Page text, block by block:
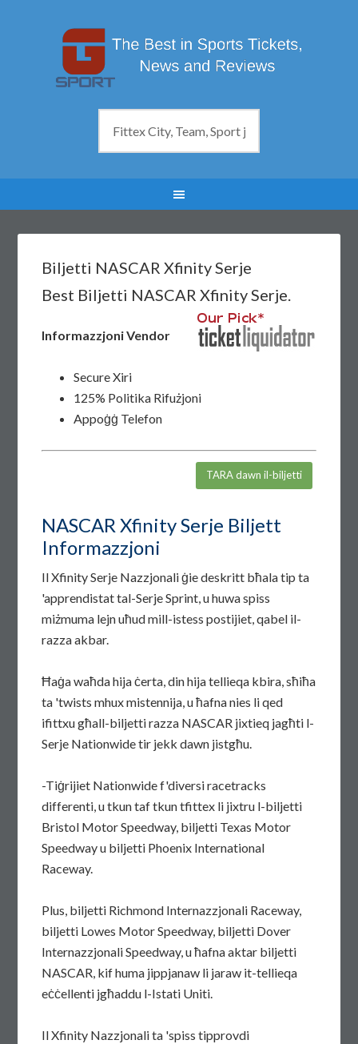
Biljetti NASCAR Xfinity Serje
Best Biljetti NASCAR Xfinity Serje.
Informazzjoni Vendor
Secure Xiri
125% Politika Rifużjoni
Appoġġ Telefon
TARA dawn il-biljetti
NASCAR Xfinity Serje Biljett
Informazzjoni
Il Xfinity Serje Nazzjonali ġie deskritt bħala tip ta
'apprendistat tal-Serje Sprint, u huwa spiss
miżmuma lejn uħud mill-istess postijiet, qabel il-
razza akbar.
Ħaġa waħda hija ċerta, din hija tellieqa kbira, sħiħa
ta 'twists mhux mistennija, u ħafna nies li qed
ifittxu għall-biljetti razza NASCAR jixtieq jagħti l-
Serje Nationwide tir jekk dawn jistgħu.
-Tiġrijiet Nationwide f'diversi racetracks
differenti, u tkun taf tkun tfittex li jixtru l-biljetti
Bristol Motor Speedway, biljetti Texas Motor
Speedway u biljetti Phoenix International
Raceway.
Plus, biljetti Richmond Internazzjonali Raceway,
biljetti Lowes Motor Speedway, biljetti Dover
Internazzjonali Speedway, u ħafna aktar biljetti
NASCAR, kif huma jippjanaw li jaraw it-tellieqa
eċċellenti jgħaddu l-Istati Uniti.
Il Xfinity Nazzjonali ta 'spiss tipprovdi